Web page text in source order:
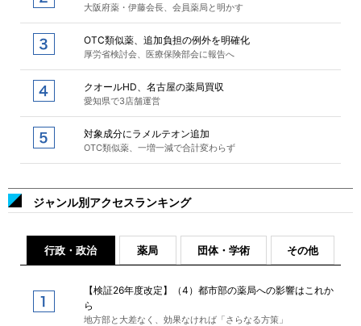
大阪府薬・伊藤会長、会員薬局と明かす
OTC類似薬、追加負担の例外を明確化
厚労省検討会、医療保険部会に報告へ
クオールHD、名古屋の薬局買収
愛知県で3店舗運営
対象成分にラメルテオン追加
OTC類似薬、一増一減で合計変わらず
ジャンル別アクセスランキング
行政・政治 薬局 団体・学術 その他
【検証26年度改定】（4）都市部の薬局への影響はこれか
ら
地方部と大差なく、効果なければ「さらなる方策」